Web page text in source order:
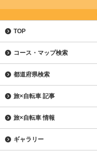
TOP
コース・マップ検索
都道府県検索
旅×自転車 記事
旅×自転車 情報
ギャラリー